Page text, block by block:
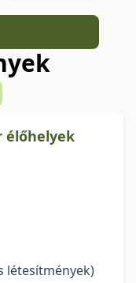
élőhelyek
létesítmények)